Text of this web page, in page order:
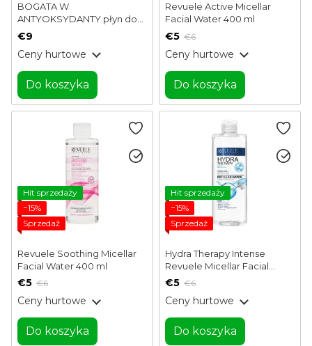
BOGATA W
ANTYOKSYDANTY płyn do
demakijażu z olejem
ml
€9
Ceny hurtowe
Do koszyka
Revuele Active Micellar
Facial Water 400 ml
€5 €6
Ceny hurtowe
Do koszyka
Hit sprzedaży
−15%
Sprzedaż
Revuele Soothing Micellar
Facial Water 400 ml
€5 €6
Ceny hurtowe
Do koszyka
Hit sprzedaży
−15%
Sprzedaż
Hydra Therapy Intense
Revuele Micellar Facial
Water 400 ml
€5 €6
Ceny hurtowe
Do koszyka